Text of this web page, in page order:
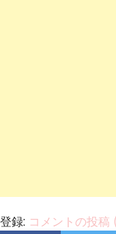
登録: コメントの投稿